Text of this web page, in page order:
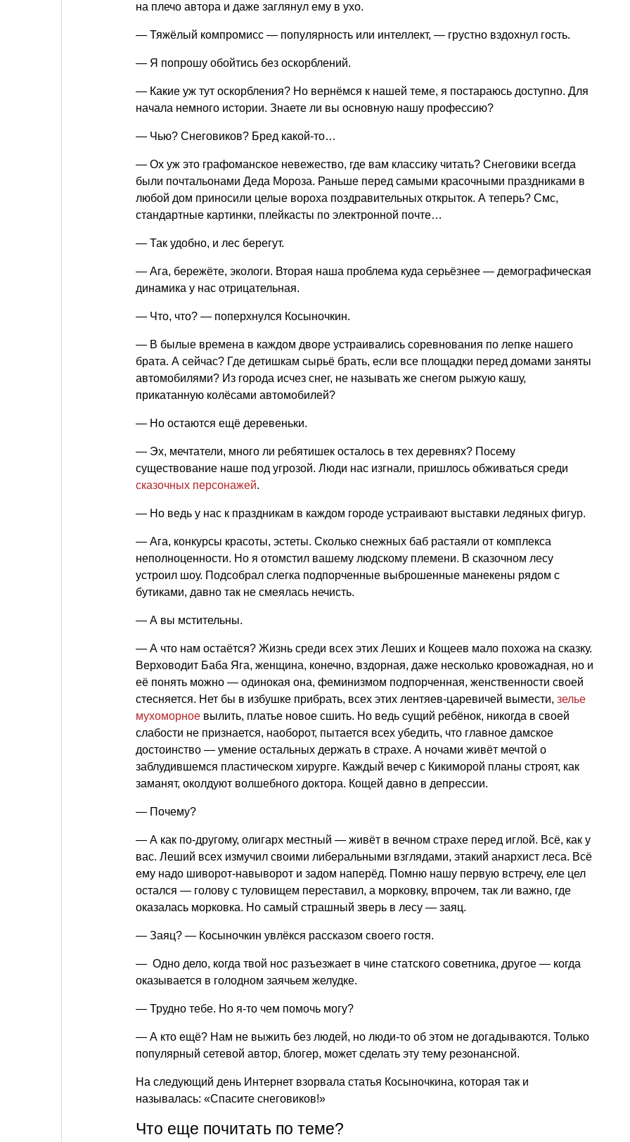
на плечо автора и даже заглянул ему в ухо.
— Тяжёлый компромисс — популярность или интеллект, — грустно вздохнул гость.
— Я попрошу обойтись без оскорблений.
— Какие уж тут оскорбления? Но вернёмся к нашей теме, я постараюсь доступно. Для
начала немного истории. Знаете ли вы основную нашу профессию?
— Чью? Снеговиков? Бред какой-то…
— Ох уж это графоманское невежество, где вам классику читать? Снеговики всегда
были почтальонами Деда Мороза. Раньше перед самыми красочными праздниками в
любой дом приносили целые вороха поздравительных открыток. А теперь? Смс,
стандартные картинки, плейкасты по электронной почте…
— Так удобно, и лес берегут.
— Ага, бережёте, экологи. Вторая наша проблема куда серьёзнее — демографическая
динамика у нас отрицательная.
— Что, что? — поперхнулся Косыночкин.
— В былые времена в каждом дворе устраивались соревнования по лепке нашего
брата. А сейчас? Где детишкам сырьё брать, если все площадки перед домами заняты
автомобилями? Из города исчез снег, не называть же снегом рыжую кашу,
прикатанную колёсами автомобилей?
— Но остаются ещё деревеньки.
— Эх, мечтатели, много ли ребятишек осталось в тех деревнях? Посему
существование наше под угрозой. Люди нас изгнали, пришлось обживаться среди
сказочных персонажей.
— Но ведь у нас к праздникам в каждом городе устраивают выставки ледяных фигур.
— Ага, конкурсы красоты, эстеты. Сколько снежных баб растаяли от комплекса
неполноценности. Но я отомстил вашему людскому племени. В сказочном лесу
устроил шоу. Подсобрал слегка подпорченные выброшенные манекены рядом с
бутиками, давно так не смеялась нечисть.
— А вы мстительны.
— А что нам остаётся? Жизнь среди всех этих Леших и Кощеев мало похожа на сказку.
Верховодит Баба Яга, женщина, конечно, вздорная, даже несколько кровожадная, но и
её понять можно — одинокая она, феминизмом подпорченная, женственности своей
стесняется. Нет бы в избушке прибрать, всех этих лентяев-царевичей вымести, зелье
мухоморное вылить, платье новое сшить. Но ведь сущий ребёнок, никогда в своей
слабости не признается, наоборот, пытается всех убедить, что главное дамское
достоинство — умение остальных держать в страхе. А ночами живёт мечтой о
заблудившемся пластическом хирурге. Каждый вечер с Кикиморой планы строят, как
заманят, околдуют волшебного доктора. Кощей давно в депрессии.
— Почему?
— А как по-другому, олигарх местный — живёт в вечном страхе перед иглой. Всё, как у
вас. Леший всех измучил своими либеральными взглядами, этакий анархист леса. Всё
ему надо шиворот-навыворот и задом наперёд. Помню нашу первую встречу, еле цел
остался — голову с туловищем переставил, а морковку, впрочем, так ли важно, где
оказалась морковка. Но самый страшный зверь в лесу — заяц.
— Заяц? — Косыночкин увлёкся рассказом своего гостя.
— Одно дело, когда твой нос разъезжает в чине статского советника, другое — когда
оказывается в голодном заячьем желудке.
— Трудно тебе. Но я-то чем помочь могу?
— А кто ещё? Нам не выжить без людей, но люди-то об этом не догадываются. Только
популярный сетевой автор, блогер, может сделать эту тему резонансной.
На следующий день Интернет взорвала статья Косыночкина, которая так и
называлась: «Спасите снеговиков!»
Что еще почитать по теме?